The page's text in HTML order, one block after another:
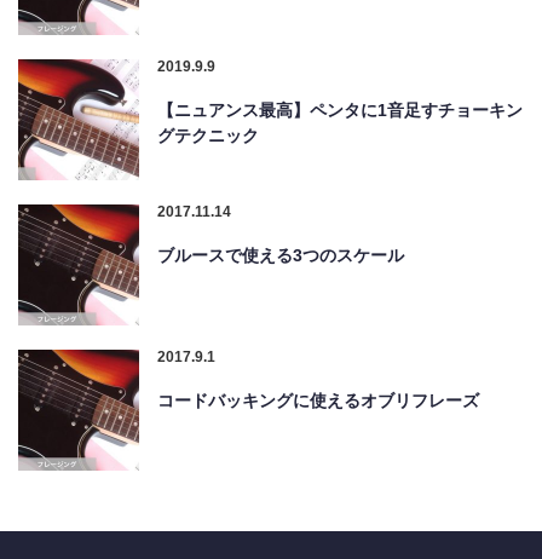
2019.9.9
【ニュアンス最高】ペンタに1音足すチョーキン
グテクニック
2017.11.14
ブルースで使える3つのスケール
2017.9.1
コードバッキングに使えるオブリフレーズ